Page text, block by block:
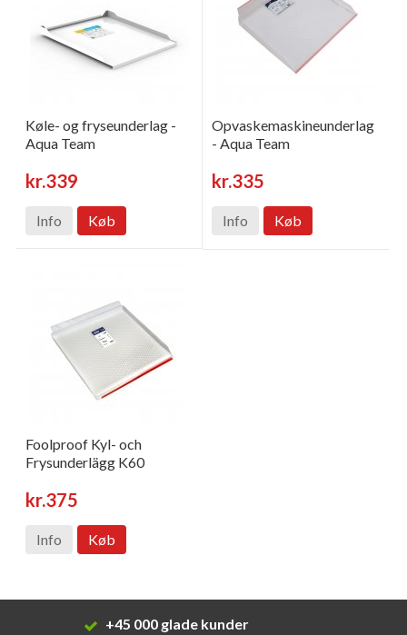
Køle- og fryseunderlag -
Aqua Team
kr.339
Info Køb
Opvaskemaskineunderlag
- Aqua Team
kr.335
Info Køb
Foolproof Kyl- och
Frysunderlägg K60
kr.375
Info Køb
+45 000 glade kunder